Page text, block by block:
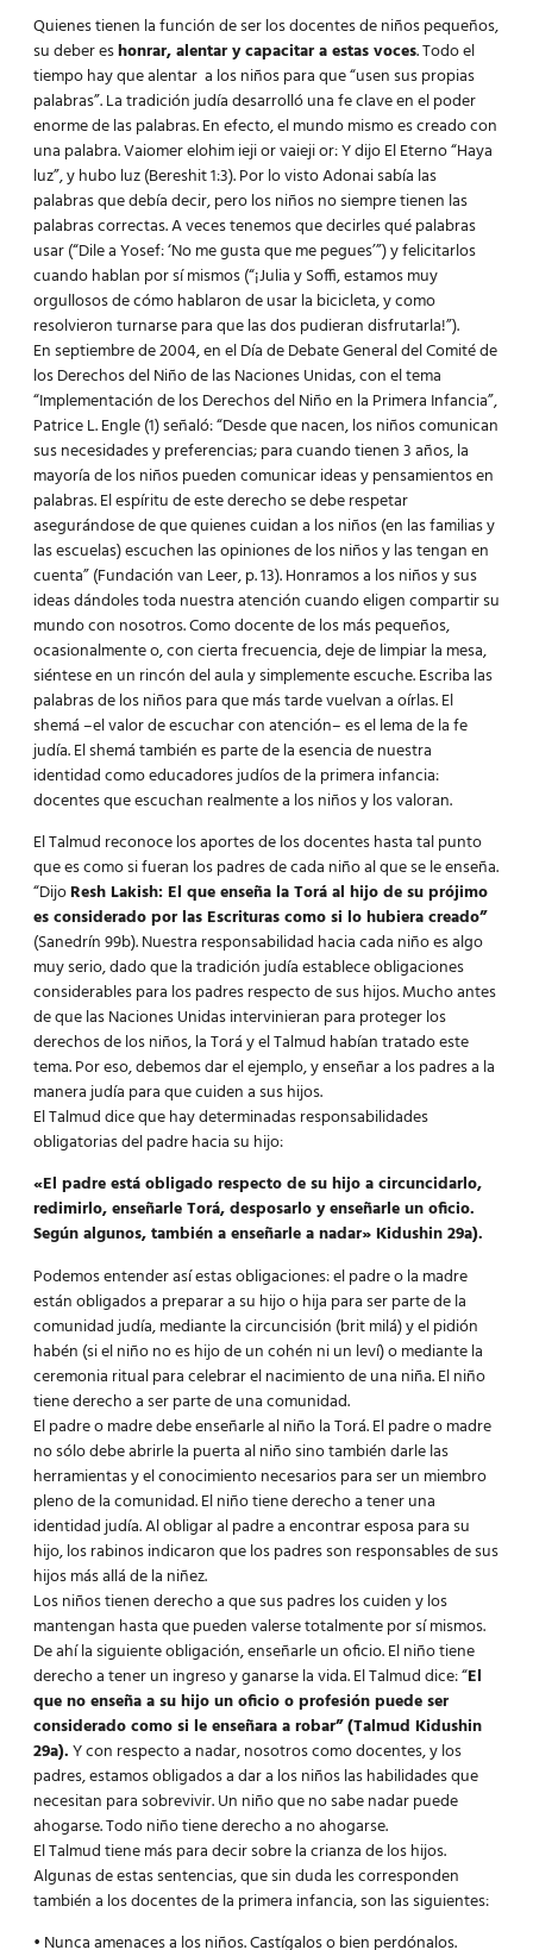
Quienes tienen la función de ser los docentes de niños pequeños,
su deber eshonrar, alentar y capacitar a estas voces. Todo el
tiempo hay que alentar a los niños para que “usen sus propias
palabras”. La tradición judía desarrolló una fe clave en el poder
enorme de las palabras. En efecto, el mundo mismo es creado con
una palabra. Vaiomer elohim ieji or vaieji or: Y dijo El Eterno “Haya
luz”, y hubo luz (Bereshit 1:3). Por lo visto Adonai sabía las
palabras que debía decir, pero los niños no siempre tienen las
palabras correctas. A veces tenemos que decirles qué palabras
usar (“Dile a Yosef: ‘No me gusta que me pegues’”) y felicitarlos
cuando hablan por sí mismos (“¡Julia y Soffi, estamos muy
orgullosos de cómo hablaron de usar la bicicleta, y como
resolvieron turnarse para que las dos pudieran disfrutarla!”).
En septiembre de 2004, en el Día de Debate General del Comité de
los Derechos del Niño de las Naciones Unidas, con el tema
“Implementación de los Derechos del Niño en la Primera Infancia”,
Patrice L. Engle (1) señaló: “Desde que nacen, los niños comunican
sus necesidades y preferencias; para cuando tienen 3 años, la
mayoría de los niños pueden comunicar ideas y pensamientos en
palabras. El espíritu de este derecho se debe respetar
asegurándose de que quienes cuidan a los niños (en las familias y
las escuelas) escuchen las opiniones de los niños y las tengan en
cuenta” (Fundación van Leer, p. 13). Honramos a los niños y sus
ideas dándoles toda nuestra atención cuando eligen compartir su
mundo con nosotros. Como docente de los más pequeños,
ocasionalmente o, con cierta frecuencia, deje de limpiar la mesa,
siéntese en un rincón del aula y simplemente escuche. Escriba las
palabras de los niños para que más tarde vuelvan a oírlas. El
shemá –el valor de escuchar con atención– es el lema de la fe
judía. El shemá también es parte de la esencia de nuestra
identidad como educadores judíos de la primera infancia:
docentes que escuchan realmente a los niños y los valoran.
El Talmud reconoce los aportes de los docentes hasta tal punto
que es como si fueran los padres de cada niño al que se le enseña.
“DijoResh Lakish: El que enseña la Torá al hijo de su prójimo
es considerado por las Escrituras como si lo hubiera creado”
(Sanedrín 99b). Nuestra responsabilidad hacia cada niño es algo
muy serio, dado que la tradición judía establece obligaciones
considerables para los padres respecto de sus hijos. Mucho antes
de que las Naciones Unidas intervinieran para proteger los
derechos de los niños, la Torá y el Talmud habían tratado este
tema. Por eso, debemos dar el ejemplo, y enseñar a los padres a la
manera judía para que cuiden a sus hijos.
El Talmud dice que hay determinadas responsabilidades
obligatorias del padre hacia su hijo:
«El padre está obligado respecto de su hijo a circuncidarlo,
redimirlo, enseñarle Torá, desposarlo y enseñarle un oficio.
Según algunos, también a enseñarle a nadar» Kidushin 29a).
Podemos entender así estas obligaciones: el padre o la madre
están obligados a preparar a su hijo o hija para ser parte de la
comunidad judía, mediante la circuncisión (brit milá) y el pidión
habén (si el niño no es hijo de un cohén ni un leví) o mediante la
ceremonia ritual para celebrar el nacimiento de una niña. El niño
tiene derecho a ser parte de una comunidad.
El padre o madre debe enseñarle al niño la Torá. El padre o madre
no sólo debe abrirle la puerta al niño sino también darle las
herramientas y el conocimiento necesarios para ser un miembro
pleno de la comunidad. El niño tiene derecho a tener una
identidad judía. Al obligar al padre a encontrar esposa para su
hijo, los rabinos indicaron que los padres son responsables de sus
hijos más allá de la niñez.
Los niños tienen derecho a que sus padres los cuiden y los
mantengan hasta que pueden valerse totalmente por sí mismos.
De ahí la siguiente obligación, enseñarle un oficio. El niño tiene
derecho a tener un ingreso y ganarse la vida. El Talmud dice: “El
que no enseña a su hijo un oficio o profesión puede ser
considerado como si le enseñara a robar” (Talmud Kidushin
29a).Y con respecto a nadar, nosotros como docentes, y los
padres, estamos obligados a dar a los niños las habilidades que
necesitan para sobrevivir. Un niño que no sabe nadar puede
ahogarse. Todo niño tiene derecho a no ahogarse.
El Talmud tiene más para decir sobre la crianza de los hijos.
Algunas de estas sentencias, que sin duda les corresponden
también a los docentes de la primera infancia, son las siguientes:
• Nunca amenaces a los niños. Castígalos o bien perdónalos.